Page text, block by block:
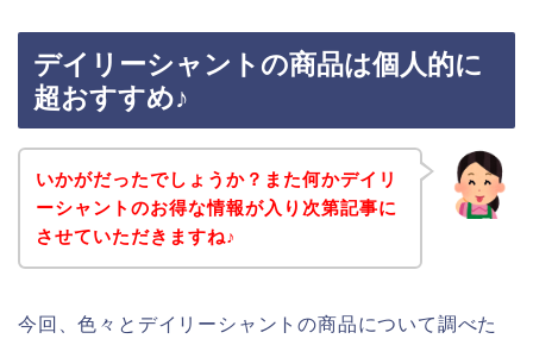
デイリーシャントの商品は個人的に
超おすすめ♪
いかがだったでしょうか？また何かデイリ
ーシャントのお得な情報が入り次第記事に
させていただきますね♪
今回、色々とデイリーシャントの商品について調べた